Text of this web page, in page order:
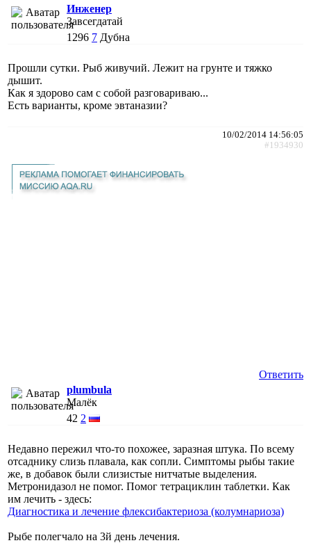
Инженер
Завсегдатай
1296 7 Дубна
Прошли сутки. Рыб живучий. Лежит на грунте и тяжко
дышит.
Как я здорово сам с собой разговариваю...
Есть варианты, кроме эвтаназии?
10/02/2014 14:56:05
#1934930
Ответить
plumbula
Малёк
42 2
Недавно пережил что-то похожее, заразная штука. По всему
отсаднику слизь плавала, как сопли. Симптомы рыбы такие
же, в добавок были слизистые нитчатые выделения.
Метронидазол не помог. Помог тетрациклин таблетки. Как
им лечить - здесь:
Диагностика и лечение флексибактериоза (колумнариоза)
Рыбе полегчало на 3й день лечения.